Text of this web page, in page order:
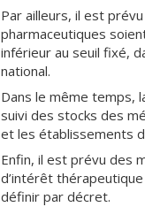
Par ailleurs, il est
pharmaceutiques
inférieur au seuil fixé,
national.
Dans le même temps,
suivi des stocks des
et les établissements
Enfin, il est prévu des
d’intérêt
définir par décret.